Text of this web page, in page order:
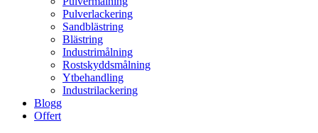
Pulverlackering
Sandblästring
Blästring
Industrimålning
Rostskyddsmålning
Ytbehandling
Industrilackering
Blogg
Offert